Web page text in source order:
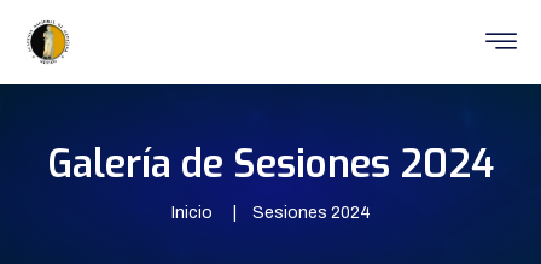
Galería de Sesiones 2024
Inicio Sesiones 2024